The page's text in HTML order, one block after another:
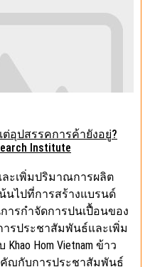
อุปสรรคการค้ายังอยู่?
Institute
ะเพิ่มปริมาณการผลิต
นไปที่การสร้างแบรนด์
ารกำจัดการปนเปื้อนของ
การประชาสัมพันธ์และเพิ่ม
Hom Vietnam ข้าว
ญกับการประชาสัมพันธ์